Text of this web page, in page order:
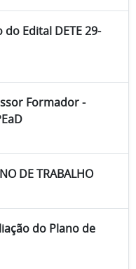
Edital DETE 29-
Formador -
DE TRABALHO
do Plano de